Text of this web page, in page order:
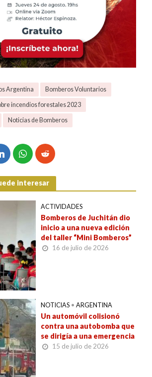
Argentina Bomberos Voluntarios
incendios forestales 2023
Noticias de Bomberos
interesar
ACTIVIDADES
Bomberos de Juchitán dio
inicio a una nueva edición
del taller “Mini Bomberos”
16 de julio de 2026
NOTICIAS • ARGENTINA
Un automóvil colisionó
contra una autobomba que
se dirigía a una emergencia
15 de julio de 2026